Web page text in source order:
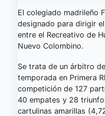
El colegiado madrileño
designado para dirigir
entre el Recreativo de
Nuevo Colombino.
Se trata de un árbitro
temporada en Primera
competición de 127
40 empates y 28
cartulinas amarillas